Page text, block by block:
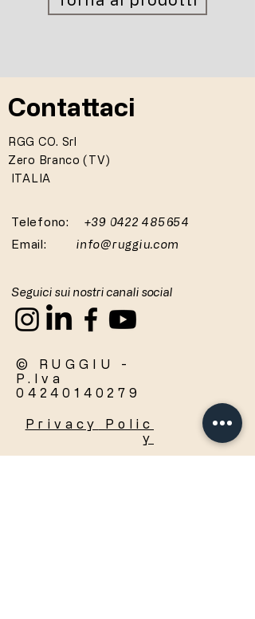
Contattaci
RGG CO. Srl
Zero Branco (TV)
ITALIA
Telefono:
+39 0422 485654
Email: info@ruggiu.com
Seguici sui nostri canali social
© RUGGIU -
P.Iva
04240140279
Privacy
Polic
y